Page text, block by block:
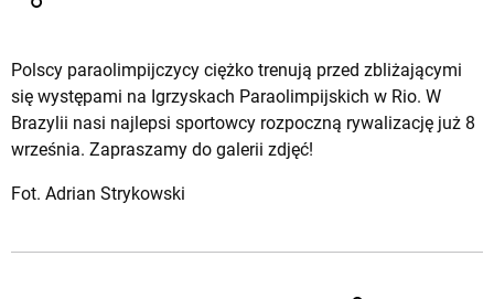
Polscy paraolimpijczycy ciężko trenują przed zbliżającymi
się występami na Igrzyskach Paraolimpijskich w Rio. W
Brazylii nasi najlepsi sportowcy rozpoczną rywalizację już 8
września. Zapraszamy do galerii zdjęć!
Fot. Adrian Strykowski